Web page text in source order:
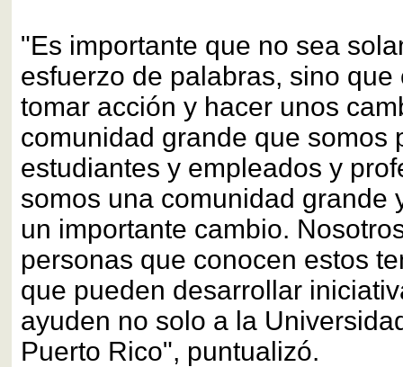
"Es importante que no sea
esfuerzo de palabras, sino que
tomar acción y hacer unos
comunidad grande que somos
estudiantes y empleados y
somos una comunidad grande
un importante cambio.
personas que conocen estos
que pueden desarrollar
ayuden no solo a la
Puerto Rico", puntualizó.